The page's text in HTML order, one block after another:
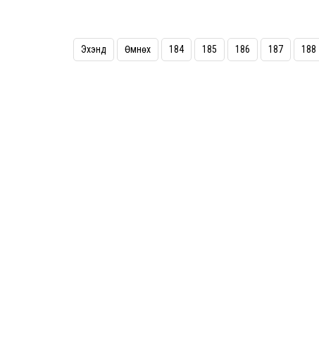
Эхэнд Өмнөх 184 185 186 187 188